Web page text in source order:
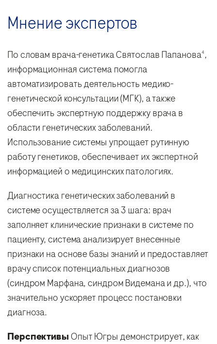
Мнение экспертов
По словам врача-генетика Святослав Папанова4,
информационная система помогла
автоматизировать деятельность медико-
генетической консультации (МГК), а также
обеспечить экспертную поддержку врача в
области генетических заболеваний.
Использование системы упрощает рутинную
работу генетиков, обеспечивает их экспертной
информацией о медицинских патологиях.
Диагностика генетических заболеваний в
системе осуществляется за 3 шага: врач
заполняет клинические признаки в системе по
пациенту, система анализирует внесенные
признаки на основе базы знаний и предоставляет
врачу список потенциальных диагнозов
(синдром Марфана, синдром Видемана и др.), что
значительно ускоряет процесс постановки
диагноза.
ПерспективыОпыт Югры демонстрирует, как